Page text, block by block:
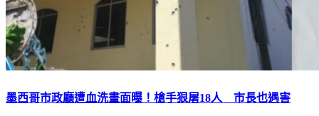
墨西哥市政廳遭血洗畫面曝！槍手狠屠18人 市長也遇害